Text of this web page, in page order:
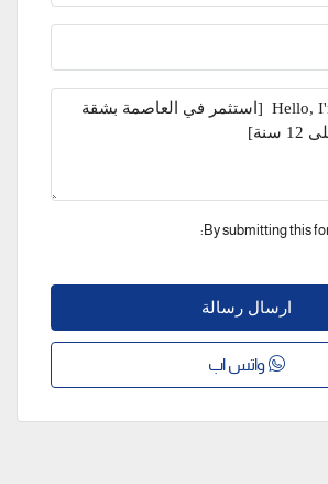
By submitting this
ارسال رسالة
واتس اب